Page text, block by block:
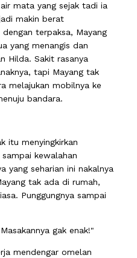
mata yang sejak tadi ia
makin berat
terpaksa, Mayang
yang menangis dan
Hilda. Sakit rasanya
tapi Mayang tak
melajukan mobilnya ke
bandara.
itu menyingkirkan
kewalahan
yang seharian ini nakalnya
tak ada di rumah,
Punggungnya sampai
gak enak!"
mendengar omelan